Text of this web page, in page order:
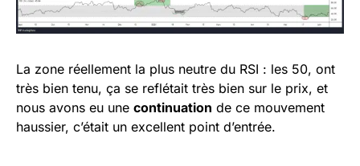
La zone réellement la plus neutre du RSI : les 50, ont
très bien tenu, ça se reflétait très bien sur le prix, et
nous avons eu une continuation de ce mouvement
haussier, c’était un excellent point d’entrée.